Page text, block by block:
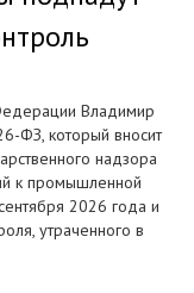
Владимир
ФЗ, который вносит
надзора
к промышленной
2026 года и
утраченного в